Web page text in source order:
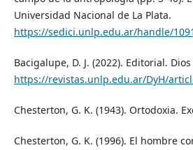
Universidad Nacional de La Plata.
https://sedici.unlp.edu.ar/handle/
Bacigalupe, D. J. (2022). Editorial.
https://revistas.unlp.edu.ar/DyH/
Chesterton, G. K. (1943). Ortodoxia.
Chesterton, G. K. (1996). El hombre